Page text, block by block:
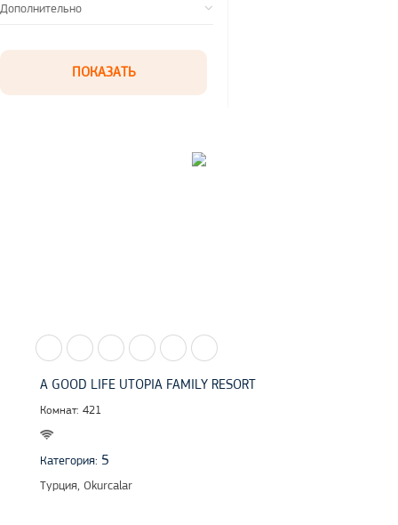
Дополнительно
A GOOD LIFE UTOPIA FAMILY RESORT
Комнат: 421
Категория: 5
Турция, Okurcalar